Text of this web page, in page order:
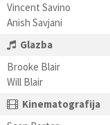
Vincent Savino
Anish Savjani
Glazba
Brooke Blair
Will Blair
Kinematografija